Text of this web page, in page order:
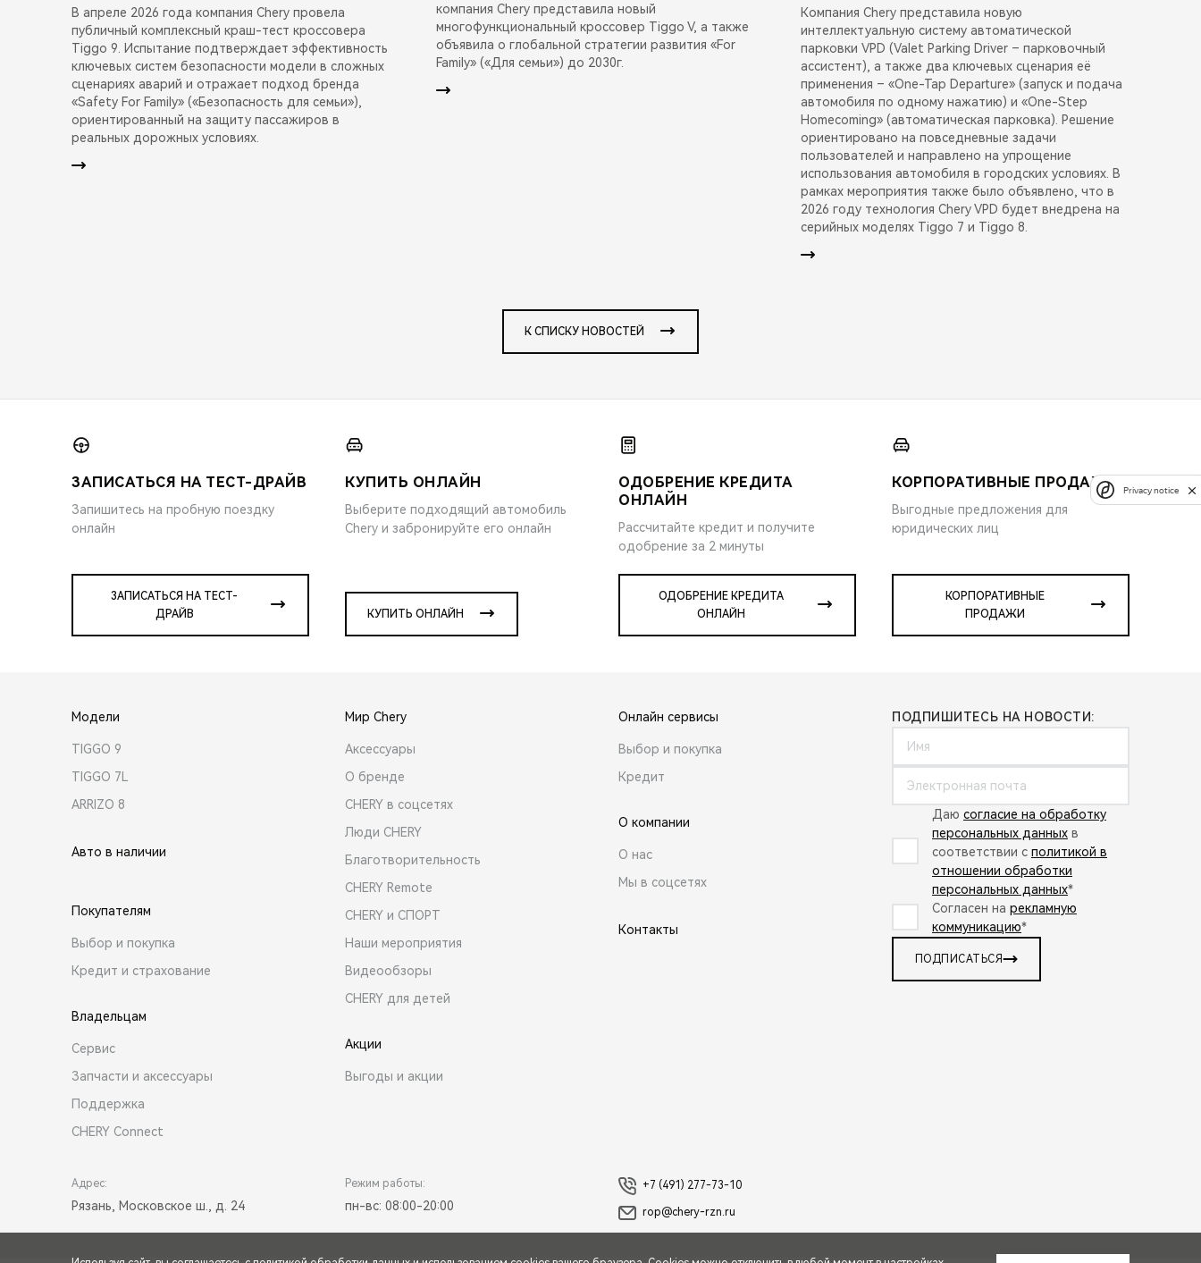
В апреле 2026 года компания Chery провела
публичный комплексный краш-тест кроссовера
Tiggo 9. Испытание подтверждает эффективность
ключевых систем безопасности модели в сложных
сценариях аварий и отражает подход бренда
«Safety For Family» («Безопасность для семьи»),
ориентированный на защиту пассажиров в
реальных дорожных условиях.
компания Chery представила новый
многофункциональный кроссовер Tiggo V, а также
объявила о глобальной стратегии развития «For
Family» («Для семьи») до 2030г.
Компания Chery представила новую
интеллектуальную систему автоматической
парковки VPD (Valet Parking Driver – парковочный
ассистент), а также два ключевых сценария её
применения – «One-Tap Departure» (запуск и подача
автомобиля по одному нажатию) и «One-Step
Homecoming» (автоматическая парковка). Решение
ориентировано на повседневные задачи
пользователей и направлено на упрощение
использования автомобиля в городских условиях. В
рамках мероприятия также было объявлено, что в
2026 году технология Chery VPD будет внедрена на
серийных моделях Tiggo 7 и Tiggo 8.
К СПИСКУ НОВОСТЕЙ
ЗАПИСАТЬСЯ НА ТЕСТ-ДРАЙВ
Запишитесь на пробную поездку
онлайн
ЗАПИСАТЬСЯ НА ТЕСТ-
ДРАЙВ
КУПИТЬ ОНЛАЙН
Выберите подходящий автомобиль
Chery и забронируйте его онлайн
КУПИТЬ ОНЛАЙН
ОДОБРЕНИЕ КРЕДИТА
ОНЛАЙН
Рассчитайте кредит и получите
одобрение за 2 минуты
ОДОБРЕНИЕ КРЕДИТА
ОНЛАЙН
КОРПОРАТИВНЫЕ ПРОДАЖИ
Выгодные предложения для
юридических лиц
КОРПОРАТИВНЫЕ
ПРОДАЖИ
Модели
TIGGO 9
TIGGO 7L
ARRIZO 8
Авто в наличии
Покупателям
Выбор и покупка
Кредит и страхование
Владельцам
Сервис
Запчасти и аксессуары
Поддержка
CHERY Connect
Мир Chery
Аксессуары
О бренде
CHERY в соцсетях
Люди CHERY
Благотворительность
CHERY Remote
CHERY и СПОРТ
Наши мероприятия
Видеообзоры
CHERY для детей
Акции
Выгоды и акции
Онлайн сервисы
Выбор и покупка
Кредит
О компании
О нас
Мы в соцсетях
Контакты
ПОДПИШИТЕСЬ НА НОВОСТИ:
Даю согласие на обработку
персональных данных в
соответствии с политикой в
отношении обработки
персональных данных*
Согласен на рекламную
коммуникацию*
ПОДПИСАТЬСЯ
Адрес:
Рязань, Московское ш., д. 24
Режим работы:
пн-вс: 08:00-20:00
+7 (491) 277-73-10
rop@chery-rzn.ru
Privacy notice